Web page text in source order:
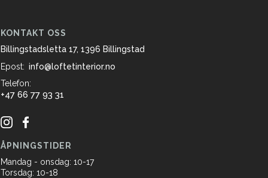
KONTAKT OSS
Billingstadsletta 17, 1396 Billingstad
Epost: info@loftetinterior.no
Telefon:
+47 66 77 93 31
ÅPNINGSTIDER
Mandag - onsdag: 10-17
Torsdag: 10-18